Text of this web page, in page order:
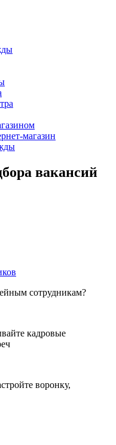
магазин
вакансий
сотрудникам?
кадровые
воронку,